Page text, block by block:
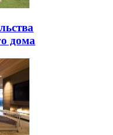
дома